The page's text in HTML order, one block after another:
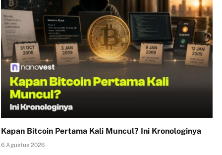
Kapan Bitcoin Pertama Kali Muncul? Ini Kronologinya
6 Agustus 2026